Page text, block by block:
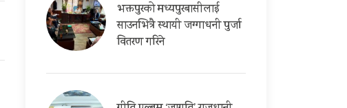
भक्तपुरको मध्यपुरबासीलाई
साउनभित्रै स्थायी जग्गाधनी पुर्जा
वितरण गरिने